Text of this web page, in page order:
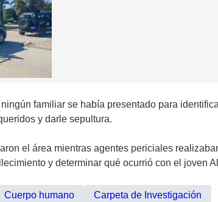
familiar se había presentado para
y darle sepultura.
el área mientras agentes periciales
y determinar qué ocurrió con el joven
Cuerpo humano Carpeta de Investigación